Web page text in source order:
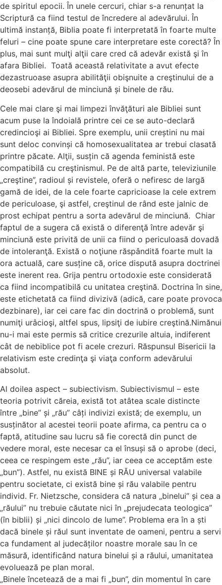
de spiritul epocii. În unele cercuri, chiar s-a renunțat la
Scriptură ca fiind testul de încredere al adevărului. În
ultimă instanță, Biblia poate fi interpretată în foarte multe
feluri – cine poate spune care interpretare este corectă? În
plus, mai sunt mulţi alţii care cred că adevăr există şi în
afara Bibliei. Toată această relativitate a avut efecte
dezastruoase asupra abilităţii obişnuite a creştinului de a
deosebi adevărul de minciună și binele de rău.
Cele mai clare şi mai limpezi învăţături ale Bibliei sunt
acum puse la îndoială printre cei ce se auto-declară
credincioşi ai Bibliei. Spre exemplu, unii creștini nu mai
sunt deloc convinși că homosexualitatea ar trebui clasată
printre păcate. Alţii, susțin că agenda feministă este
compatibilă cu creştinismul. Pe de altă parte, televiziunile
„creştine”, radioul și revistele, oferă o nefiresc de largă
gamă de idei, de la cele foarte capricioase la cele extrem
de periculoase, şi astfel, creştinul de rând este jalnic de
prost echipat pentru a sorta adevărul de minciună. Chiar
faptul de a sugera că există o diferenţă între adevăr şi
minciună este privită de unii ca fiind o periculoasă dovadă
de intoleranţă. Există o noţiune răspândită foarte mult la
ora actuală, care susține că, orice dispută asupra doctrinei
este inerent rea. Grija pentru ortodoxie este considerată
ca fiind incompatibilă cu unitatea creştină. Doctrina în sine,
este etichetată ca fiind divizivă (adică, care poate provoca
dezbinare), iar cei care fac din doctrină o problemă, sunt
numiţi urâcioşi, altfel spus, lipsiţi de iubire creştină.Nimănui
nu-i mai este permis să critice crezurile altuia, indiferent
cât de nebiblice pot fi acele crezuri. Răspunsul Bisericii la
relativism este credinţa şi viaţa conform adevărului
absolut.
Al doilea aspect – subiectivism. Subiectivismul – este
teoria potrivit căreia, există tot atâtea scale distincte
între „bine” și „rău” câți indivizi există; de exemplu, un
susținător al acestei teorii poate afirma, ca pentru ca o
faptă, atitudine sau lucru să fie corectă din punct de
vedere moral, este necesar ca el însuși să o aprobe (deci,
ceea ce respingem este „rău”, iar ceea ce acceptăm este
„bun”). Astfel, nu există BINE și RĂU universal valabile
pentru societate, ci există bine și rău valabile pentru
individ. Fr. Nietzsche, considera că natura „binelui” și cea a
„răului” nu trebuie căutate nici în „prejudecata teologica”
(în biblii) și „nici dincolo de lume”. Problema era în a ști
dacă binele și răul sunt inventate de oameni, pentru a servi
ca fundament al judecăților noastre morale sau în ce
măsură, identificând natura binelui și a răului, umanitatea
evoluează pe plan moral.
„Binele încetează de a mai fi „bun”, din momentul în care